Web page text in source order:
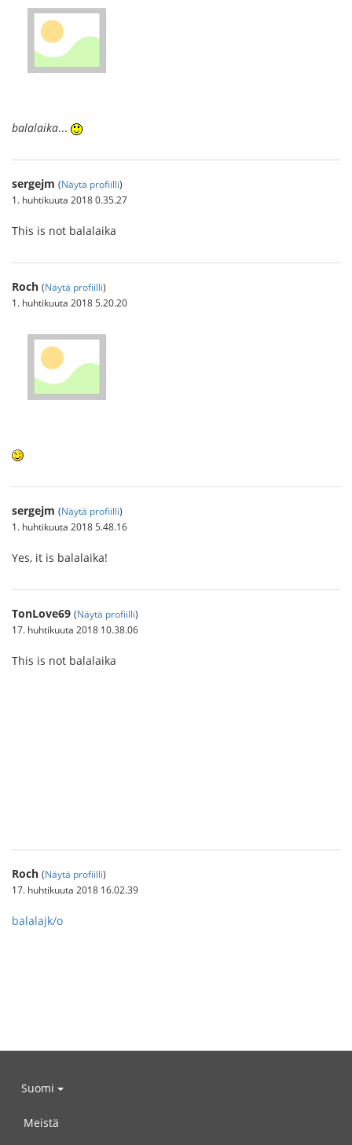
balalaika...
sergejm (Näytä profiilli)
1. huhtikuuta 2018 0.35.27
This is not balalaika
Roch (Näytä profiilli)
1. huhtikuuta 2018 5.20.20
sergejm (Näytä profiilli)
1. huhtikuuta 2018 5.48.16
Yes, it is balalaika!
TonLove69 (Näytä profiilli)
17. huhtikuuta 2018 10.38.06
This is not balalaika
Roch (Näytä profiilli)
17. huhtikuuta 2018 16.02.39
balalajk/o
Suomi
Meistä